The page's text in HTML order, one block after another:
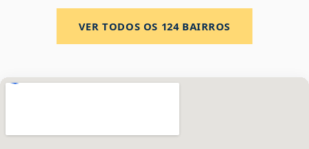
VER TODOS OS 124BAIRROS